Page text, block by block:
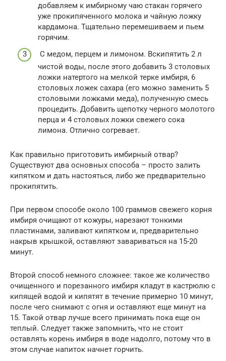
добавляем к имбирному чаю стакан горячего
уже прокипяченного молока и чайную ложку
кардамона. Тщательно перемешиваем и пьем
горячим.
С медом, перцем и лимоном. Вскипятить 2 л
чистой воды, после этого добавить 3 столовых
ложки натертого на мелкой терке имбиря, 6
столовых ложек сахара (его можно заменить 5
столовыми ложками меда), полученную смесь
процедить. Добавить щепотку черного молотого
перца и 4 столовых ложки свежего сока
лимона. Отлично согревает.
Как правильно приготовить имбирный отвар?
Существуют два основных способа – просто залить
кипятком и дать настояться, либо же предварительно
прокипятить.
При первом способе около 100 граммов свежего корня
имбиря очищают от кожуры, нарезают тонкими
пластинами, заливают кипятком и, предварительно
накрыв крышкой, оставляют завариваться на 15-20
минут.
Второй способ немного сложнее: такое же количество
очищенного и порезанного имбиря кладут в кастрюлю с
кипящей водой и кипятят в течение примерно 10 минут,
после чего снимают с огня и оставляют еще минут на
15. Такой отвар лучше всего принимать пока еще он
теплый. Следует также запомнить, что не стоит
оставлять корень имбиря в воде надолго, потому что в
этом случае напиток начнет горчить.